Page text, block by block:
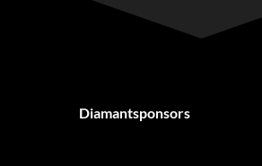
Diamantsponsors